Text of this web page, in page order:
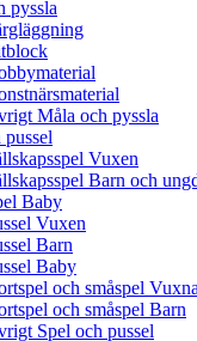
pyssla
Måla och pyssla
pussel
Vuxen
Barn och
Baby
Vuxen
Barn
Baby
och småspel Vuxna
och småspel Barn
Spel och pussel